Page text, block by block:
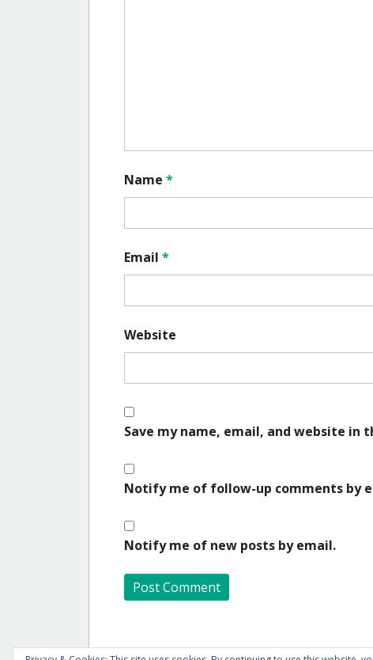
Name *
Email *
Website
Save my name, email, and website
Notify me of follow-up comments by
Notify me of new posts by email.
l